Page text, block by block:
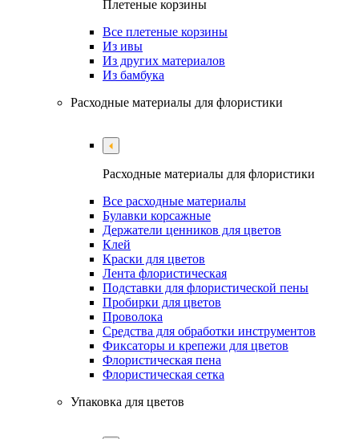
Плетеные корзины
Все плетеные корзины
Из ивы
Из других материалов
Из бамбука
Расходные материалы для флористики
Расходные материалы для флористики
Все расходные материалы
Булавки корсажные
Держатели ценников для цветов
Клей
Краски для цветов
Лента флористическая
Подставки для флористической пены
Пробирки для цветов
Проволока
Средства для обработки инструментов
Фиксаторы и крепежи для цветов
Флористическая пена
Флористическая сетка
Упаковка для цветов